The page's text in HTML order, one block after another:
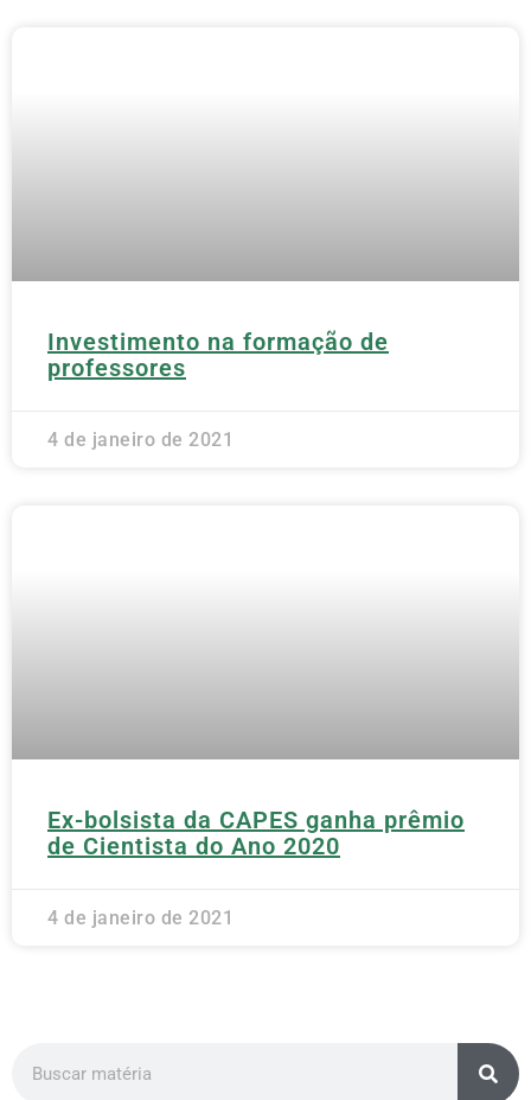
Investimento na formação de
professores
4 de janeiro de 2021
Ex-bolsista da CAPES ganha prêmio
de Cientista do Ano 2020
4 de janeiro de 2021